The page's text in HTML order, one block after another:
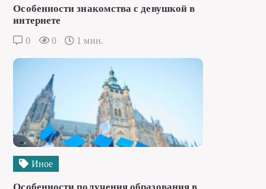
Особенности знакомства с девушкой в
интернете
0 0 1 мин.
Иное